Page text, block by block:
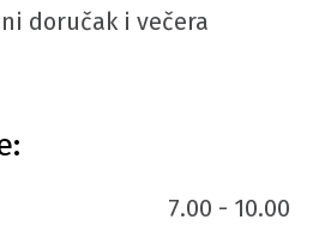
doručak i večera
7.00 - 10.00